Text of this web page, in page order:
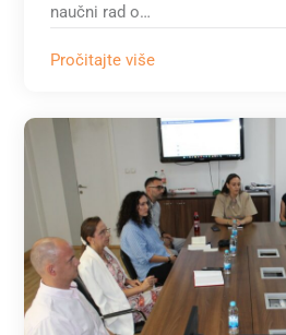
naučni rad o…
Pročitajte više